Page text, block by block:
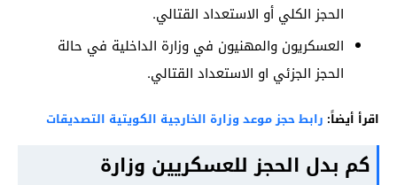
الحجز الكلي أو الاستعداد القتالي.
العسكريون والمهنيون في وزارة الداخلية في حالة
الحجز الجزئي او الاستعداد القتالي.
اقرأ أيضاً: رابط حجز موعد وزارة الخارجية الكويتية التصديقات
كم بدل الحجز للعسكريين وزارة